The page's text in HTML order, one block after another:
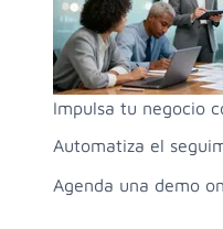
Impulsa tu negocio
Automatiza el
Agenda una demo